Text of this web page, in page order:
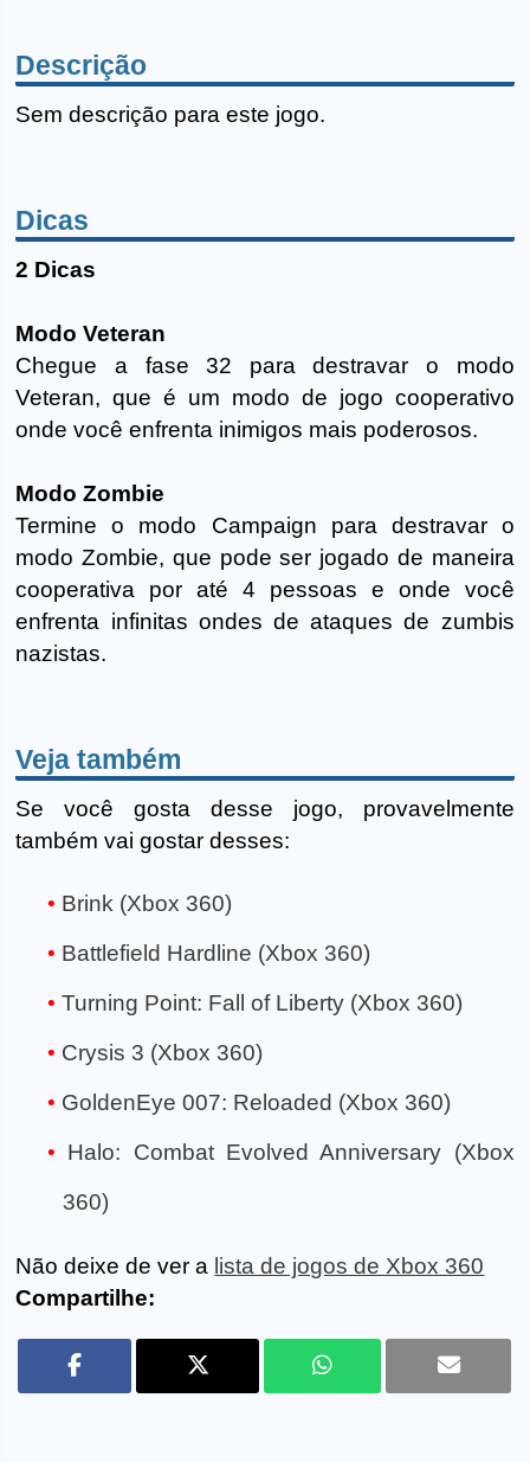
Descrição
Sem descrição para este jogo.
Dicas
2 Dicas
Modo Veteran
Chegue a fase 32 para destravar o modo
Veteran, que é um modo de jogo cooperativo
onde você enfrenta inimigos mais poderosos.
Modo Zombie
Termine o modo Campaign para destravar o
modo Zombie, que pode ser jogado de maneira
cooperativa por até 4 pessoas e onde você
enfrenta infinitas ondes de ataques de zumbis
nazistas.
Veja também
Se você gosta desse jogo, provavelmente
também vai gostar desses:
Brink (Xbox 360)
Battlefield Hardline (Xbox 360)
Turning Point: Fall of Liberty (Xbox 360)
Crysis 3 (Xbox 360)
GoldenEye 007: Reloaded (Xbox 360)
Halo: Combat Evolved Anniversary (Xbox
360)
Não deixe de ver a lista de jogos de Xbox 360
Compartilhe: